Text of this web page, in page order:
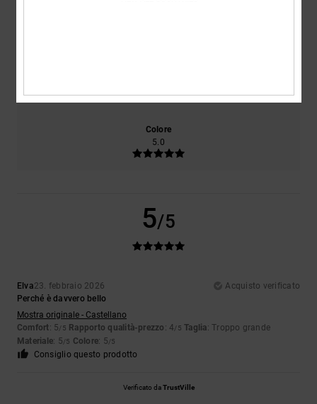
Colore
5.0
5/5
Elva23. febbraio 2026
Acquisto verificato
Perché è davvero bello
Mostra originale - Castellano
Comfort: 5/5 Rapporto qualità-prezzo : 4/5 Taglia: Troppo grande
Materiale: 5/5 Colore: 5/5
Consiglio questo prodotto
Verificato daTrustVille